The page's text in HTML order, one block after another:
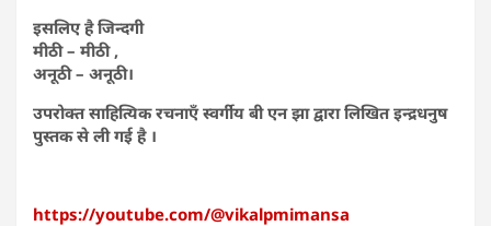
इसलिए है जिन्दगी
मीठी – मीठी ,
अनूठी – अनूठी।
उपरोक्त साहित्यिक रचनाएँ स्वर्गीय बी एन झा द्वारा लिखित इन्द्रधनुष
पुस्तक से ली गई है ।
https://youtube.com/@vikalpmimansa